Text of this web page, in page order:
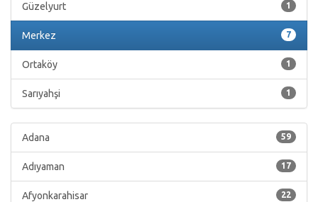
1
Güzelyurt
7
Merkez
1
Ortaköy
1
Sarıyahşi
59
Adana
17
Adıyaman
22
Afyonkarahisar